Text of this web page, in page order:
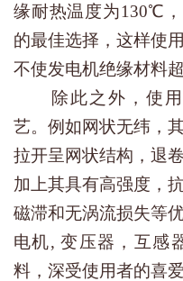
缘耐热温度为130℃
的最佳选择，这样使
不使发电机绝缘材料
除此之外，使用
艺。例如网状无纬，
拉开呈网状结构，退
加上其具有高强度，
磁滞和无涡流损失等
电机, 变压器，互感
料，深受使用者的喜爱